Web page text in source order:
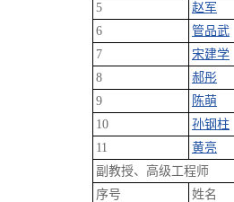
5
赵军
6
管品武
7
宋建学
8
郝彤
9
陈萌
10
孙钢柱
11
黄亮
副教授、高级工程师
序号
姓名